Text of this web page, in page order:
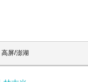
高屏/澎湖